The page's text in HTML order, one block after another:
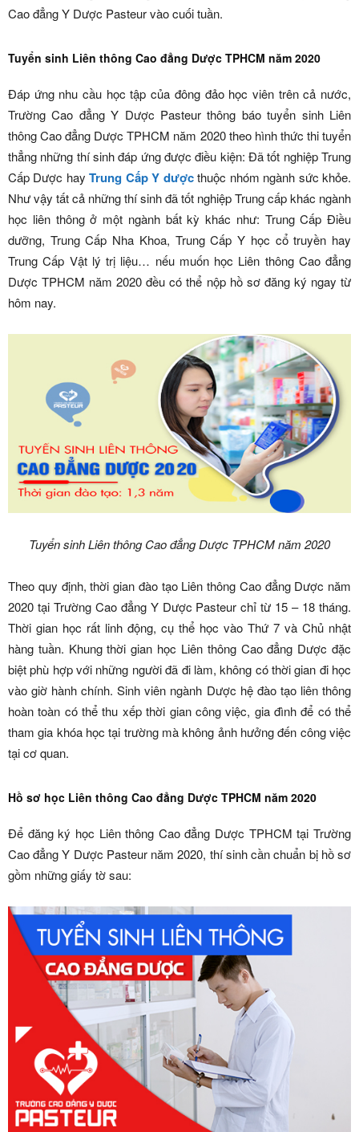
Cao đẳng Y Dược Pasteur vào cuối tuần.
Tuyển sinh Liên thông Cao đẳng Dược TPHCM năm 2020
Đáp ứng nhu cầu học tập của đông đảo học viên trên cả nước,
Trường Cao đẳng Y Dược Pasteur thông báo tuyển sinh Liên
thông Cao đẳng Dược TPHCM năm 2020 theo hình thức thi tuyển
thẳng những thí sinh đáp ứng được điều kiện: Đã tốt nghiệp Trung
Cấp Dược hayTrung Cấp Y dượcthuộc nhóm ngành sức khỏe.
Như vậy tất cả những thí sinh đã tốt nghiệp Trung cấp khác ngành
học liên thông ở một ngành bất kỳ khác như: Trung Cấp Điều
dưỡng, Trung Cấp Nha Khoa, Trung Cấp Y học cổ truyền hay
Trung Cấp Vật lý trị liệu… nếu muốn học Liên thông Cao đẳng
Dược TPHCM năm 2020 đều có thể nộp hồ sơ đăng ký ngay từ
hôm nay.
Tuyển sinh Liên thông Cao đẳng Dược TPHCM năm 2020
Theo quy định, thời gian đào tạo Liên thông Cao đẳng Dược năm
2020 tại Trường Cao đẳng Y Dược Pasteur chỉ từ 15 – 18 tháng.
Thời gian học rất linh động, cụ thể học vào Thứ 7 và Chủ nhật
hàng tuần. Khung thời gian học Liên thông Cao đẳng Dược đặc
biệt phù hợp với những người đã đi làm, không có thời gian đi học
vào giờ hành chính. Sinh viên ngành Dược hệ đào tạo liên thông
hoàn toàn có thể thu xếp thời gian công việc, gia đình để có thể
tham gia khóa học tại trường mà không ảnh hưởng đến công việc
tại cơ quan.
Hồ sơ học Liên thông Cao đẳng Dược TPHCM năm 2020
Để đăng ký học Liên thông Cao đẳng Dược TPHCM tại Trường
Cao đẳng Y Dược Pasteur năm 2020, thí sinh cần chuẩn bị hồ sơ
gồm những giấy tờ sau: